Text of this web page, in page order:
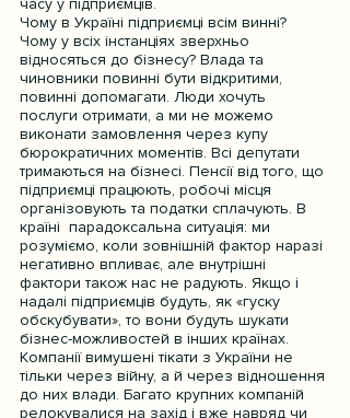
Чому в Україні підприємці всім винні?
Чому у всіх інстанціях зверхньо
відносяться до бізнесу? Влада та
чиновники повинні бути відкритими,
повинні допомагати. Люди хочуть
послуги отримати, а ми не можемо
виконати замовлення через купу
бюрократичних моментів. Всі депутати
тримаються на бізнесі. Пенсії від того, що
підприємці працюють, робочі місця
організовують та податки сплачують. В
країні  парадоксальна ситуація: ми
розуміємо, коли зовнішній фактор наразі
негативно впливає, але внутрішні
фактори також нас не радують. Якщо і
надалі підприємців будуть, як «гуску
обскубувати», то вони будуть шукати
бізнес-можливостей в інших країнах.
Компанії вимушені тікати з України не
тільки через війну, а й через відношення
до них влади. Багато крупних компаній
релокувалися на захід і вже навряд чи